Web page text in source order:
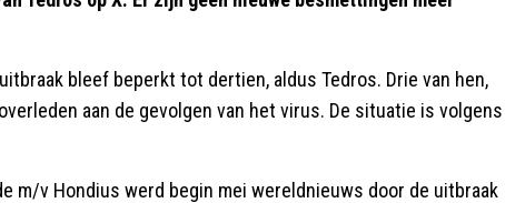
bleef beperkt tot dertien, aldus Tedros. Drie van hen,
aan de gevolgen van het virus. De situatie is volgens
m/v Hondius werd begin mei wereldnieuws door de uitbraak